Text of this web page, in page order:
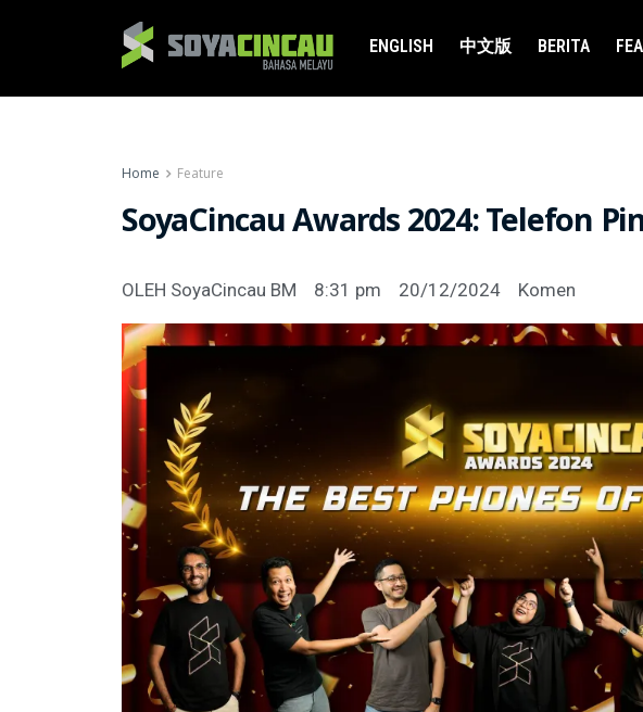
ENGLISH 中文版 BERITA
Home Feature
SoyaCincau Awards 2024: Telefon
OLEH SoyaCincau BM 8:31 pm 20/12/2024 Komen